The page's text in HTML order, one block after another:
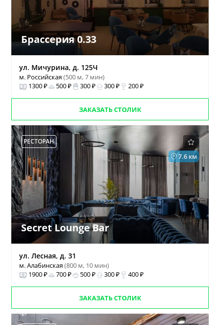
Брассерия 0.33
ул. Мичурина, д. 125Ч
м. Российская(500 м, 7 мин)
1300 ₽
500 ₽ 300 ₽ 300 ₽ 200 ₽
ЗАКАЗАТЬ СТОЛИК
РЕСТОРАН
7.6 км
Secret Lounge Bar
ул. Лесная, д. 31
м. Алабинская(800 м, 10 мин)
1900 ₽
700 ₽ 500 ₽ 300 ₽ 400 ₽
ЗАКАЗАТЬ СТОЛИК